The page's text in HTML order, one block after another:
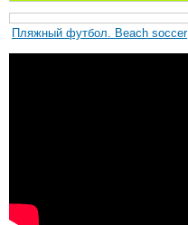
Пляжный футбол. Beach soccer